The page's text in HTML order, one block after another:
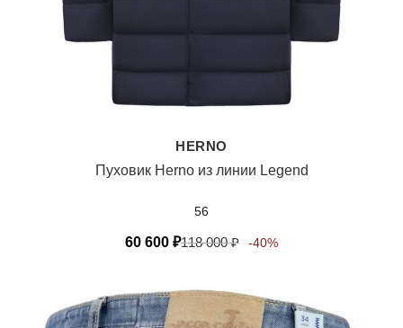
HERNO
Пуховик Herno из линии Legend
56
60 600 ₽118 000₽ -40%